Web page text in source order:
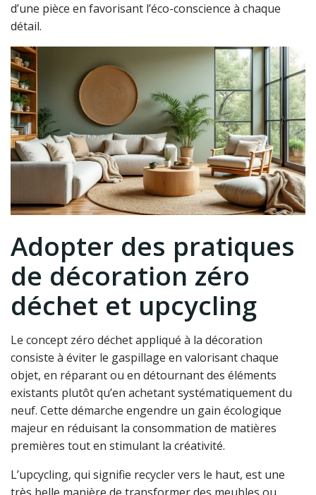
d’une pièce en favorisant l’éco-conscience à chaque
détail.
Adopter des pratiques
de décoration zéro
déchet et upcycling
Le concept zéro déchet appliqué à la décoration
consiste à éviter le gaspillage en valorisant chaque
objet, en réparant ou en détournant des éléments
existants plutôt qu’en achetant systématiquement du
neuf. Cette démarche engendre un gain écologique
majeur en réduisant la consommation de matières
premières tout en stimulant la créativité.
L’upcycling, qui signifie recycler vers le haut, est une